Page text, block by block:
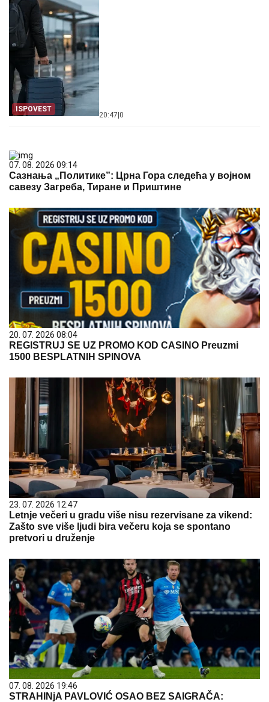
ISPOVEST
20:47 0
07. 08. 2026 09:14
Сазнања „Политике”: Црна Гора следећа у војном
савезу Загреба, Тиране и Приштине
20. 07. 2026 08:04
REGISTRUJ SE UZ PROMO KOD CASINO Preuzmi
1500 BESPLATNIH SPINOVA
23. 07. 2026 12:47
Letnje večeri u gradu više nisu rezervisane za vikend:
Zašto sve više ljudi bira večeru koja se spontano
pretvori u druženje
07. 08. 2026 19:46
STRAHINjA PAVLOVIĆ OSAO BEZ SAIGRAČA: